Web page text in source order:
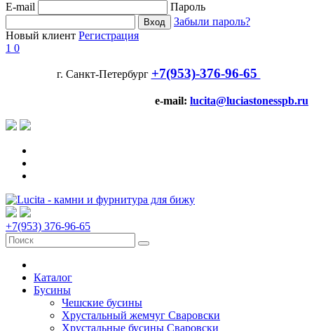
E-mail
Пароль
Забыли пароль?
Новый клиент Регистрация
1 0
г. Санкт-Петербург +7(953)-376-96-65
e-mail: lucita@luciastonesspb.ru
+7(953) 376-96-65
Каталог
Бусины
Чешские бусины
Хрустальный жемчуг Сваровски
Хрустальные бусины Сваровски